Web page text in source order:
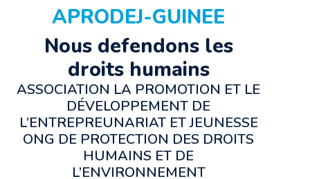
APRODEJ-GUINEE
Nous defendons les
droits humains
ASSOCIATION LA PROMOTION ET LE
DÉVELOPPEMENT DE
L’ENTREPREUNARIAT ET JEUNESSE
ONG DE PROTECTION DES DROITS
HUMAINS ET DE
L’ENVIRONNEMENT